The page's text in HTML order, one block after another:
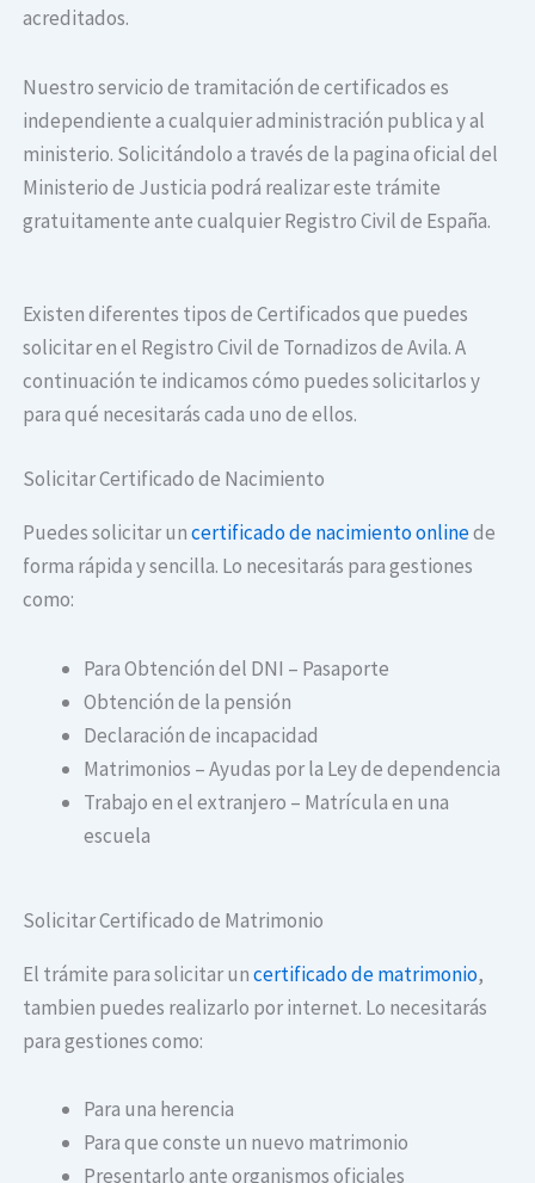
acreditados.
Nuestro servicio de tramitación de certificados es
independiente a cualquier administración publica y al
ministerio. Solicitándolo a través de la pagina oficial del
Ministerio de Justicia podrá realizar este trámite
gratuitamente ante cualquier Registro Civil de España.
Existen diferentes tipos de Certificados que puedes
solicitar en el Registro Civil de Tornadizos de Avila. A
continuación te indicamos cómo puedes solicitarlos y
para qué necesitarás cada uno de ellos.
Solicitar Certificado de Nacimiento
Puedes solicitar uncertificado de nacimiento onlinede
forma rápida y sencilla. Lo necesitarás para gestiones
como:
Para Obtención del DNI – Pasaporte
Obtención de la pensión
Declaración de incapacidad
Matrimonios – Ayudas por la Ley de dependencia
Trabajo en el extranjero – Matrícula en una
escuela
Solicitar Certificado de Matrimonio
El trámite para solicitar uncertificado de matrimonio,
tambien puedes realizarlo por internet. Lo necesitarás
para gestiones como:
Para una herencia
Para que conste un nuevo matrimonio
Presentarlo ante organismos oficiales